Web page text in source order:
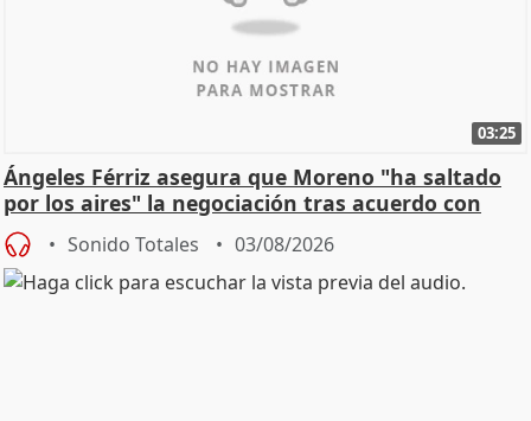
03:25
Ángeles Férriz asegura que Moreno "ha saltado
por los aires" la negociación tras acuerdo con
SMA
Sonido Totales 03/08/2026